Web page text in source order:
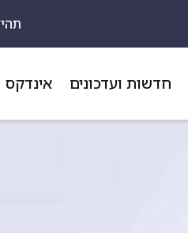
חדשות ועדכונים אינדקס